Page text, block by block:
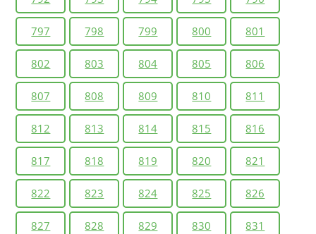
797 798 799 800 801
802 803 804 805 806
807 808 809 810 811
812 813 814 815 816
817 818 819 820 821
822 823 824 825 826
827 828 829 830 831